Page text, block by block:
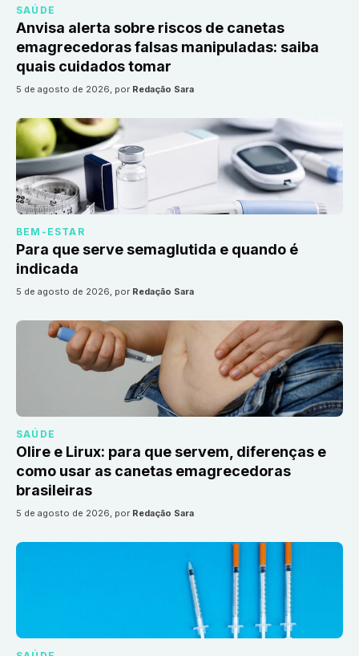
SAÚDE
Anvisa alerta sobre riscos de canetas
emagrecedoras falsas manipuladas: saiba
quais cuidados tomar
5 de agosto de 2026, por Redação Sara
BEM-ESTAR
Para que serve semaglutida e quando é
indicada
5 de agosto de 2026, por Redação Sara
SAÚDE
Olire e Lirux: para que servem, diferenças e
como usar as canetas emagrecedoras
brasileiras
5 de agosto de 2026, por Redação Sara